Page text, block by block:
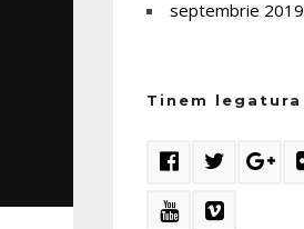
septembrie 2019
Tinem legatura